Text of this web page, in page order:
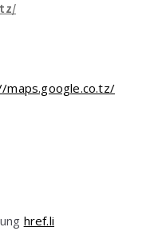
maps.google.co.tz/
href.li